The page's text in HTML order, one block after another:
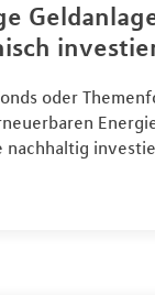
oder
nachhaltig